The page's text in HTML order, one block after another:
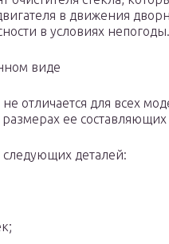
в движения
в условиях непогоды.
виде
отличается для всех
ее
следующих деталей: